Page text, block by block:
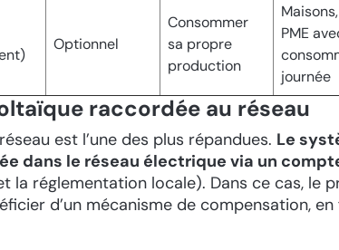
Optionnel
Consommer
sa propre
production
PME
journée
raccordée au réseau
est l’une des plus répandues. Le
dans le réseau électrique via un
la réglementation locale). Dans ce cas, le
d’un mécanisme de compensation,